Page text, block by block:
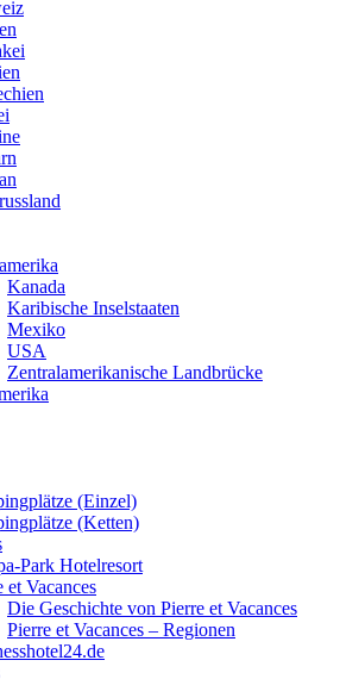
Kanada
Karibische Inselstaaten
Mexiko
USA
Zentralamerikanische Landbrücke
(Einzel)
(Ketten)
Park Hotelresort
et Vacances
Die Geschichte von Pierre et Vacances
Pierre et Vacances – Regionen